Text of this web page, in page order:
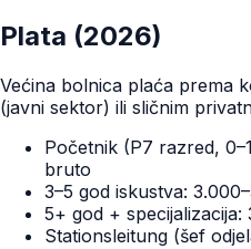
Plata (2026)
Većina bolnica plaća prema
(javni sektor) ili sličnim
Početnik (P7 razred,
bruto
3–5 god iskustva:
5+ god +
Stationsleitung (šef